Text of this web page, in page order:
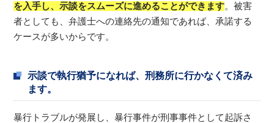
を入手し、示談をスムーズに進めることができます。被害
者としても、弁護士への連絡先の通知であれば、承諾する
ケースが多いからです。
示談で執行猶予になれば、刑務所に行かなくて済み
ます。
暴行トラブルが発展し、暴行事件が刑事事件として起訴さ